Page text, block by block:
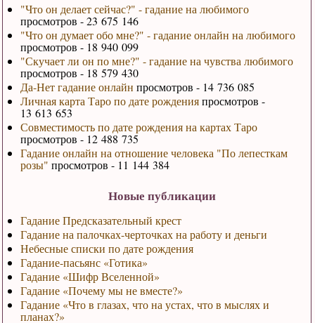
"Что он делает сейчас?" - гадание на любимого
просмотров - 23 675 146
"Что он думает обо мне?" - гадание онлайн на любимого
просмотров - 18 940 099
"Скучает ли он по мне?" - гадание на чувства любимого
просмотров - 18 579 430
Да-Нет гадание онлайн просмотров - 14 736 085
Личная карта Таро по дате рожденияпросмотров -
13 613 653
Совместимость по дате рождения на картах Таро
просмотров - 12 488 735
Гадание онлайн на отношение человека "По лепесткам
розы" просмотров - 11 144 384
Новые публикации
Гадание Предсказательный крест
Гадание на палочках-черточках на работу и деньги
Небесные списки по дате рождения
Гадание-пасьянс «Готика»
Гадание «Шифр Вселенной»
Гадание «Почему мы не вместе?»
Гадание «Что в глазах, что на устах, что в мыслях и
планах?»